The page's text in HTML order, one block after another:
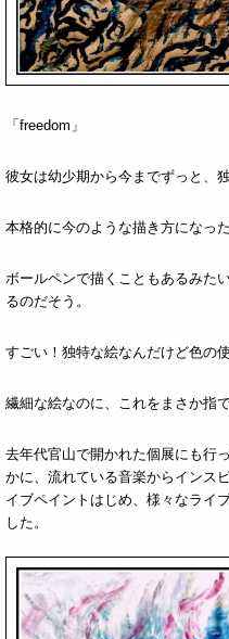
「freedom」
彼女は幼少期から今までずっと、
本格的に今のような描き方になっ
ボールペンで描くこともあるみた
るのだそう。
すごい！独特な絵なんだけど色の
繊細な絵なのに、これをまさか指
去年代官山で開かれた個展にも行
かに、流れている音楽からインス
イブペイントはじめ、様々なライ
した。